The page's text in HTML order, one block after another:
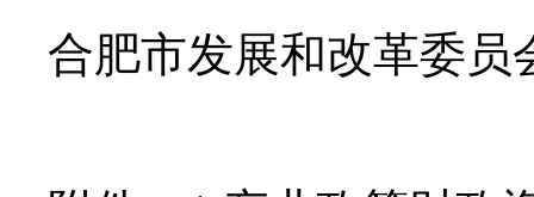
合肥市发展和改革委